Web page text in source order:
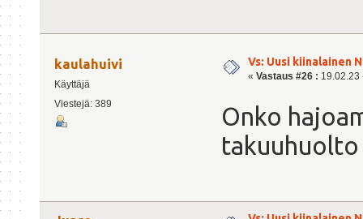
kaulahuivi
Käyttäjä
Viestejä: 389
Vs: Uusi kiinalainen
« Vastaus #26 : 19.02.23
Onko
takuuhuolto